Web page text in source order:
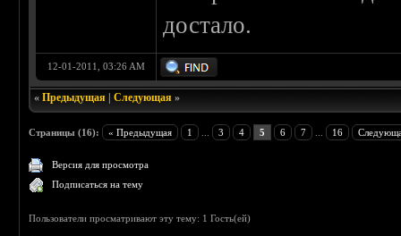
достало.
12-01-2011, 03:26 AM
«Предыдущая |Следующая »
Страницы (16): « Предыдущая 1 3 4 5 6 7 16
Версия для просмотра
Подписаться на тему
Пользователи просматривают эту тему: 1 Гость(ей)